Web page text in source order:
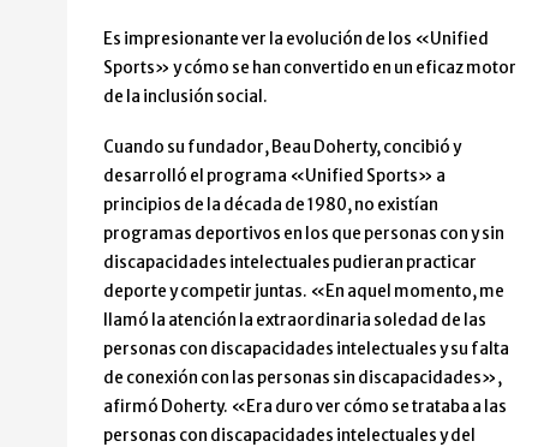
Es impresionante ver la evolución de los «Unified
Sports» y cómo se han convertido en un eficaz motor
de la inclusión social.
Cuando su fundador, Beau Doherty, concibió y
desarrolló el programa «Unified Sports» a
principios de la década de 1980, no existían
programas deportivos en los que personas con y sin
discapacidades intelectuales pudieran practicar
deporte y competir juntas. «En aquel momento, me
llamó la atención la extraordinaria soledad de las
personas con discapacidades intelectuales y su falta
de conexión con las personas sin discapacidades»,
afirmó Doherty. «Era duro ver cómo se trataba a las
personas con discapacidades intelectuales y del